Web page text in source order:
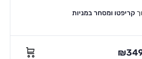
קריפטו ומסחר במניות
₪